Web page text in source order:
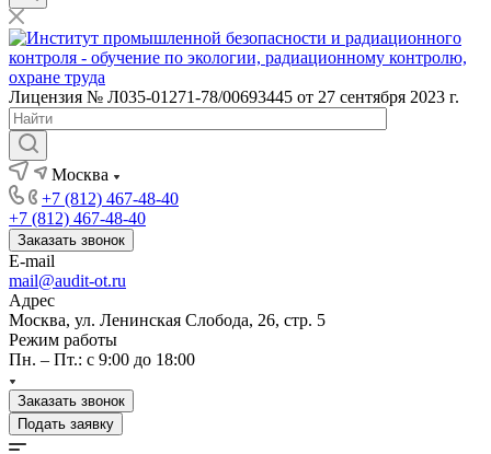
Лицензия № Л035-01271-78/00693445 от 27 сентября 2023 г.
Москва
+7 (812) 467-48-40
+7 (812) 467-48-40
Заказать звонок
E-mail
mail@audit-ot.ru
Адрес
Москва, ул. Ленинская Слобода, 26, стр. 5
Режим работы
Пн. – Пт.: с 9:00 до 18:00
Заказать звонок
Подать заявку